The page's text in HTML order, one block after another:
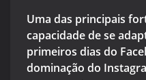
Uma das principais
capacidade de se
primeiros dias do
dominação do